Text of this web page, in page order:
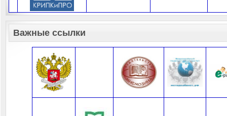
Важные ссылки